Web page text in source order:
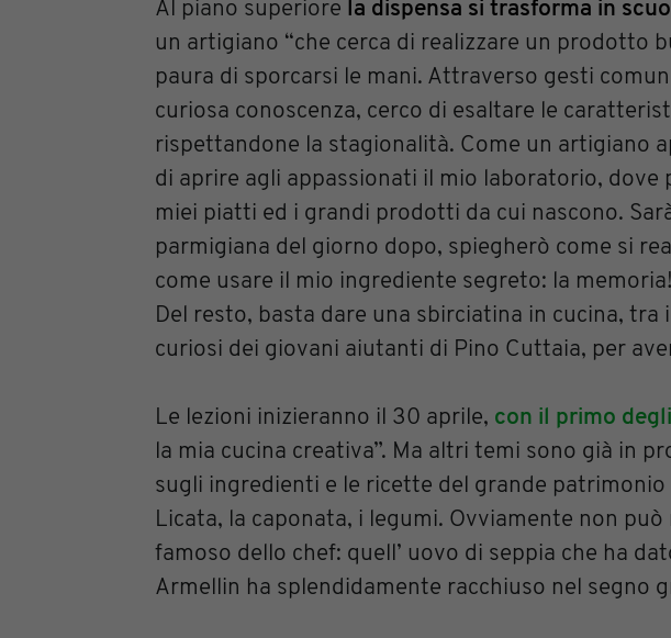
Al piano superiore la dispensa si trasforma in
un artigiano “che cerca di realizzare un prodotto
paura di sporcarsi le mani. Attraverso gesti
curiosa conoscenza, cerco di esaltare le
rispettandone la stagionalità. Come un artigiano
di aprire agli appassionati il mio laboratorio, dove
miei piatti ed i grandi prodotti da cui nascono.
parmigiana del giorno dopo, spiegherò come si
come usare il mio ingrediente segreto: la
Del resto, basta dare una sbirciatina in cucina,
curiosi dei giovani aiutanti di Pino Cuttaia, per
Le lezioni inizieranno il 30 aprile, con il primo
la mia cucina creativa”. Ma altri temi sono già in
sugli ingredienti e le ricette del grande
Licata, la caponata, i legumi. Ovviamente non
famoso dello chef: quell’ uovo di seppia che ha
Armellin ha splendidamente racchiuso nel segno